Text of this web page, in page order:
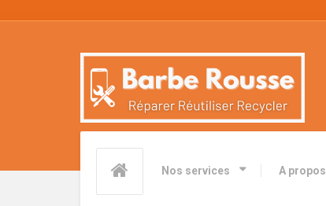
Nos services A propos